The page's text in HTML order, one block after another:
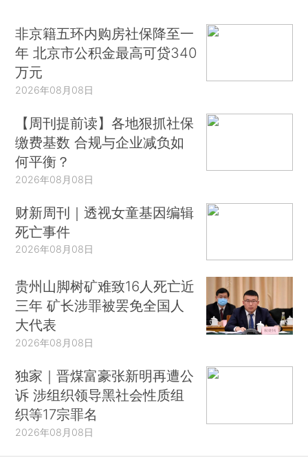
非京籍五环内购房社保降至一
年 北京市公积金最高可贷340
万元
2026年08月08日
【周刊提前读】各地狠抓社保
缴费基数 合规与企业减负如
何平衡？
2026年08月08日
财新周刊｜透视女童基因编辑
死亡事件
2026年08月08日
贵州山脚树矿难致16人死亡近
三年 矿长涉罪被罢免全国人
大代表
2026年08月08日
独家｜晋煤富豪张新明再遭公
诉 涉组织领导黑社会性质组
织等17宗罪名
2026年08月08日